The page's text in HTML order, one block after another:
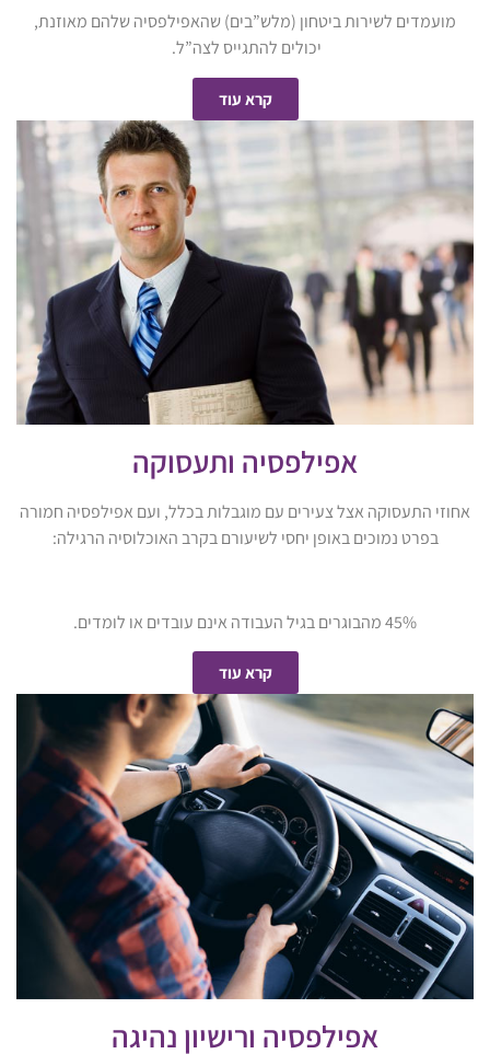
מועמדים לשירות ביטחון (מלש”בים) שהאפילפסיה שלהם מאוזנת,
יכולים להתגייס לצה”ל.
קרא עוד
אפילפסיה ותעסוקה
אחוזי התעסוקה אצל צעירים עם מוגבלות בכלל, ועם אפילפסיה חמורה
בפרט נמוכים באופן יחסי לשיעורם בקרב האוכלוסיה הרגילה:
45% מהבוגרים בגיל העבודה אינם עובדים או לומדים.
קרא עוד
אפילפסיה ורישיון נהיגה